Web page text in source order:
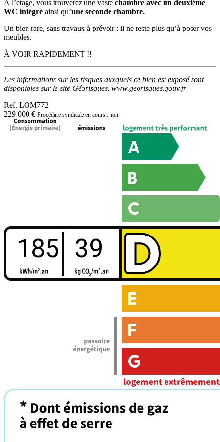
À l’étage, vous trouverez une vaste chambre avec un deuxième
WC intégré ainsi qu’une seconde chambre.
Un bien rare, sans travaux à prévoir : il ne reste plus qu’à poser vos
meubles.
À VOIR RAPIDEMENT !!
Les informations sur les risques auxquels ce bien est exposé sont
disponibles sur le site Géorisques. www.georisques.gouv.fr
Ref. LOM772
229 000 € Procédure syndicale en cours : non
185 39